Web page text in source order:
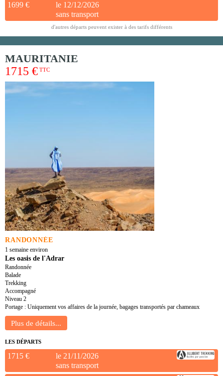
1699 €
le 12/12/2026
sans transport
d'autres départs peuvent exister à des tarifs différents
MAURITANIE
1715 € TTC
RANDONNÉE
1 semaine environ
Les oasis de l'Adrar
Randonnée
Balade
Trekking
Accompagné
Niveau 2
Portage : Uniquement vos affaires de la journée, bagages transportés par chameaux
LES DÉPARTS
1715 €
le 21/11/2026
sans transport